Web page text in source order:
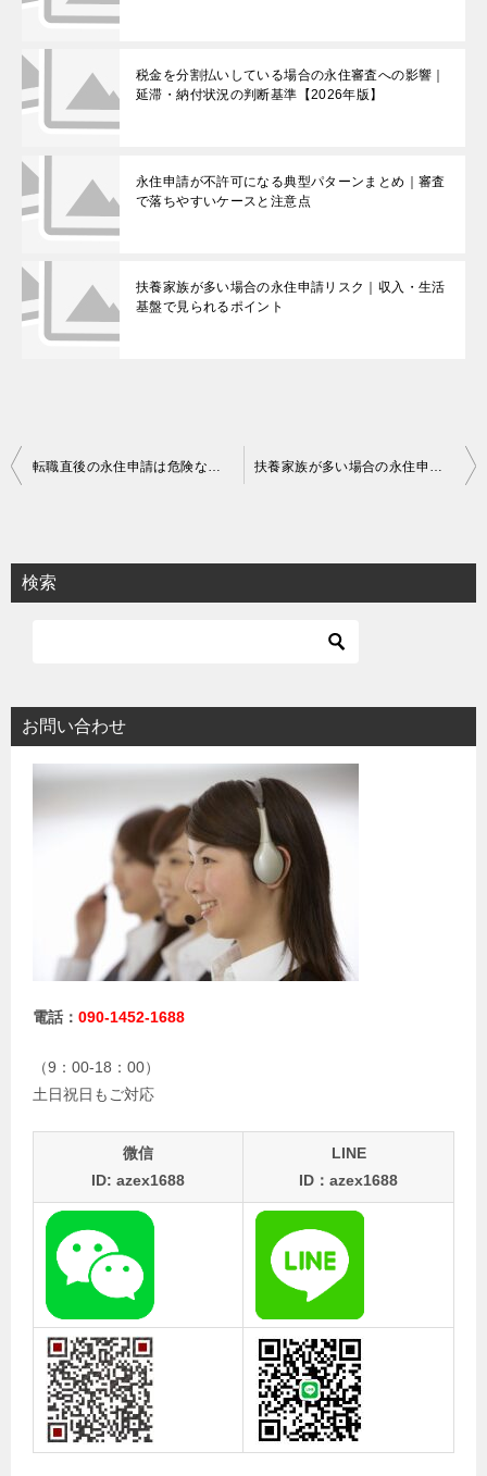
税金を分割払いしている場合の永住審査への影響｜
延滞・納付状況の判断基準【2026年版】
永住申請が不許可になる典型パターンまとめ｜審査
で落ちやすいケースと注意点
扶養家族が多い場合の永住申請リスク｜収入・生活
基盤で見られるポイント
投
稿
ゲ
ー
転職直後の永住申請は危険なのか？審査で見られるポイントと注意点 扶養家族が多い場合の永住申請リスク｜収入・生活基盤で見られるポイント
検索
お問い合わせ
電話： 090-1452-1688
（9：00-18：00）
土日祝日もご対応
微信
ID: azex1688
LINE
ID：azex1688